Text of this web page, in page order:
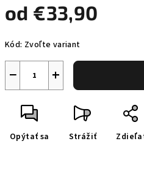
od €33,90
cena:
Kód: Zvoľte variant
+
−
Opýtať sa Strážiť